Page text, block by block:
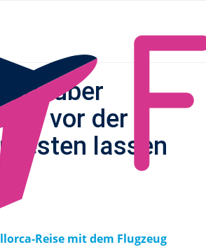
vor der
testen lassen
Reise mit dem Flugzeug